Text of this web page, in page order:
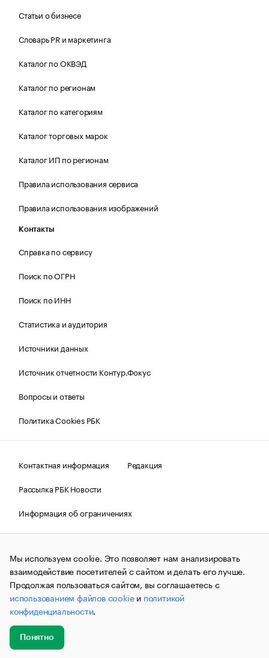
Статьи о бизнесе
Словарь PR и маркетинга
Каталог по ОКВЭД
Каталог по регионам
Каталог по категориям
Каталог торговых марок
Каталог ИП по регионам
Правила использования сервиса
Правила использования изображений
Контакты
Справка по сервису
Поиск по ОГРН
Поиск по ИНН
Статистика и аудитория
Источники данных
Источник отчетности Контур.Фокус
Вопросы и ответы
Политика Cookies РБК
Контактная информация
Редакция
Рассылка РБК Новости
Информация об ограничениях
Правовая информация
О соблюдении авторских прав
© АО «РОСБИЗНЕСКОНСАЛТИНГ»,1995–2026.Сообщения
и материалы информационного агентства «РБК»
(зарегистрировано Федеральной службой по надзору в сфере
связи, информационных технологий и массовых
коммуникаций (Роскомнадзор) 09.12.2015 за номером ИА
№ФС77-63848) сопровождаются пометкой «РБК». Отдельные
публикации могут содержать информацию,
не предназначенную для пользователей
до 18 лет.
Мы используем cookie. Это позволяет нам анализировать
взаимодействие посетителей с сайтом и делать его лучше.
Продолжая пользоваться сайтом, вы соглашаетесь с
использованием файлов cookieи политикой
конфиденциальности.
Понятно